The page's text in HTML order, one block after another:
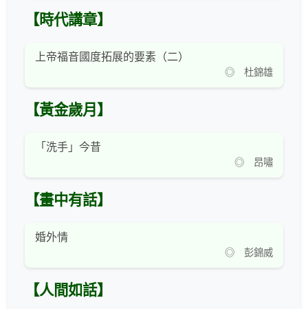
【時代講章】
上帝福音國度拓展的要素（二）
◎ 杜錦雄
【黃金歲月】
「洗手」今昔
◎ 昂嘯
【畫中有話】
婚外情
◎ 彭錦威
【人間如話】